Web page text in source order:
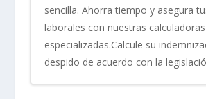
sencilla. Ahorra tiempo y asegura
laborales con nuestras calculadoras
especializadas.Calcule su
despido de acuerdo con la